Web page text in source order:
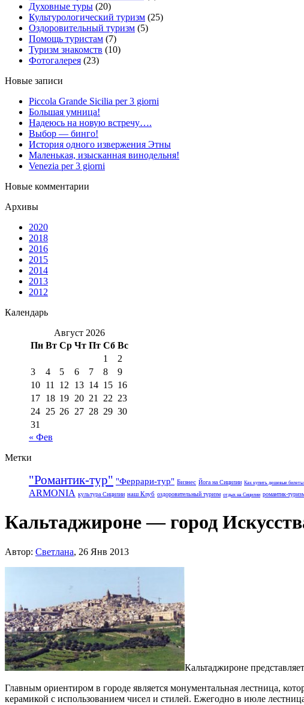
Духовные туры (20)
Культурологический туризм (25)
Оздоровительный туризм (5)
Помощь туристам (7)
Туризм знакомств (10)
Фотогалерея (23)
Новые записи
Piccola Grande Sicilia per 3 giorni
Большая умница!
Надеюсь на новую встречу….
Выбор — бинго!
История одного извержения Этны
Маленькая, изысканная винодельня!
Venezia per 3 giorni
Новые комментарии
Архивы
2020
2018
2016
2015
2014
2013
2012
Календарь
Август 2026
Пн Вт Ср Чт Пт Сб Вс
1
2
3
4 5 6 7 8
9
10 11 12 13 14 15 16
17 18 19 20 21 22 23
24 25 26 27 28 29 30
31
« Фев
Метки
"Романтик-тур" "Феррари-тур" Бизнес Йога на Сицилии Как купить дешевые билеты
ARMONIA культура Сицилии наш Клуб оздоровительный туризм отдых на Сицилии романтик-
Кальтаджироне — город
Автор: Cветлана, 26 Янв 2013
Кальтаджироне
Главным ориентиром в городе является монументальная лестница,
керамикой с использованием чисел и стилей. Ежегодно в июле